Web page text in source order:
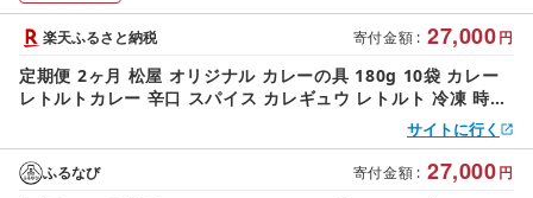
寄付金額 : 27,000円
楽天ふるさと納税
定期便 2ヶ月 松屋 オリジナル カレーの具 180g 10袋 カレー
レトルトカレー 辛口 スパイス カレギュウ レトルト 冷凍 時短
簡単 便利 レンチン おかず 保存食 備蓄 お取り寄せ グルメ 埼
玉県 嵐山町
サイトに行く
寄付金額 : 27,000円
ふるなび